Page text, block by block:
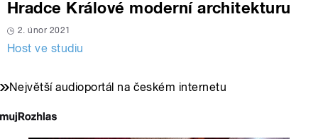
Hradce Králové moderní architekturu
2. únor 2021
Host ve studiu
Největší audioportál na českém internetu